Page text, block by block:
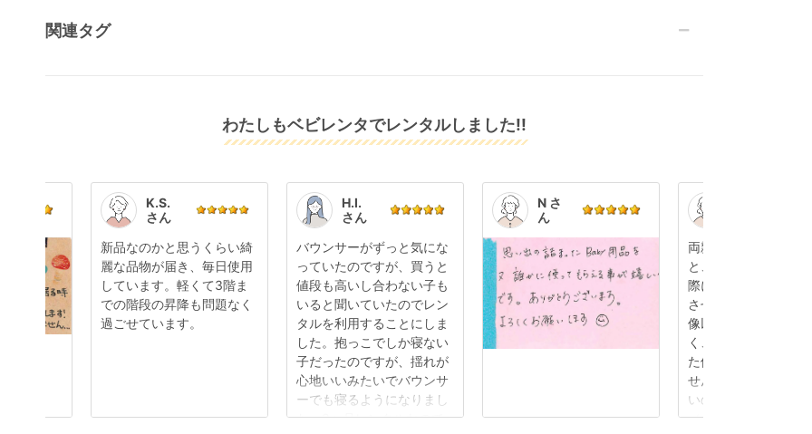
関連タグ
わたしもベビレンタでレンタルしました!!
K.S.
さん
新品なのかと思うくらい綺
麗な品物が届き、毎日使用
しています。軽くて3階ま
での階段の昇降も問題なく
過ごせています。
H.I.
さん
バウンサーがずっと気にな
っていたのですが、買うと
値段も高いし合わない子も
いると聞いていたのでレン
タルを利用することにしま
した。抱っこでしか寝ない
子だったのですが、揺れが
心地いいみたいでバウンサ
ーでも寝るようになりまし
た。3ヶ月レンタルなので
N さ
ん
両親に孫の顔を見せよ
と、出産後初めて帰省
際にベビーカーをレン
させていただきました
像以上に軽くて使いや
く、小回りもききます
た使用感も全く感じら
せんでした。旧型だか
いのかと思っていまし
（あまり詳しくないの